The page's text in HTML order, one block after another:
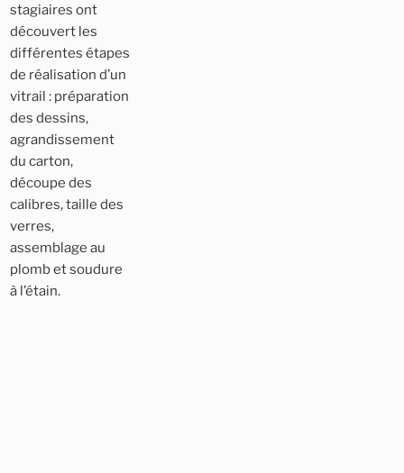
stagiaires ont
découvert les
différentes étapes
de réalisation d’un
vitrail : préparation
des dessins,
agrandissement
du carton,
découpe des
calibres, taille des
verres,
assemblage au
plomb et soudure
à l’étain.